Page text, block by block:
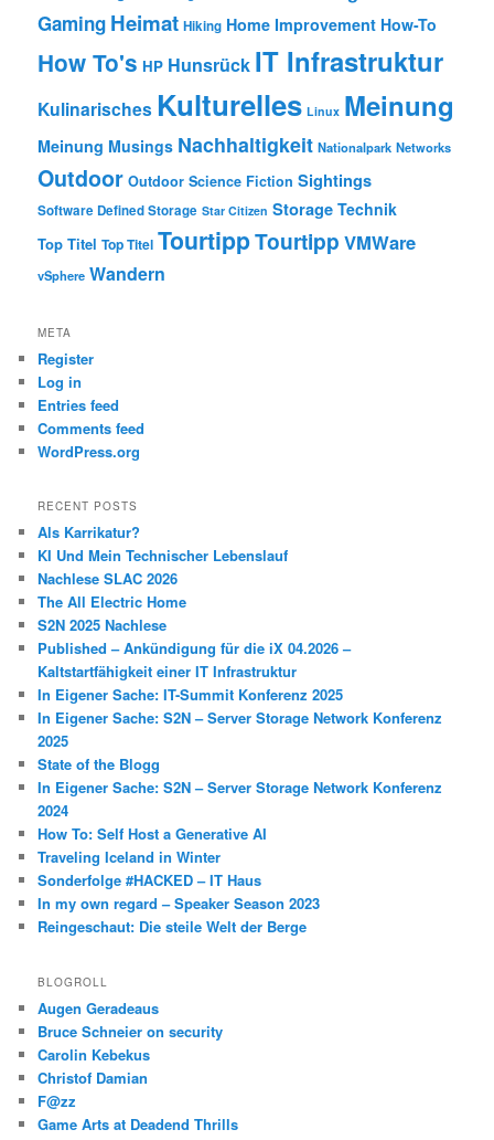
Gaming Heimat Hiking Home Improvement How-To
How To's HP Hunsrück IT Infrastruktur
Kulinarisches Kulturelles Linux Meinung
Meinung Musings Nachhaltigkeit Nationalpark Networks
Outdoor Outdoor Science Fiction Sightings
Software Defined Storage Star Citizen Storage Technik
Top Titel Top Titel TourtippTourtipp VMWare
vSphere Wandern
META
Register
Log in
Entries feed
Comments feed
WordPress.org
RECENT POSTS
Als Karrikatur?
KI Und Mein Technischer Lebenslauf
Nachlese SLAC 2026
The All Electric Home
S2N 2025 Nachlese
Published – Ankündigung für die iX 04.2026 –
Kaltstartfähigkeit einer IT Infrastruktur
In Eigener Sache: IT-Summit Konferenz 2025
In Eigener Sache: S2N – Server Storage Network Konferenz
2025
State of the Blogg
In Eigener Sache: S2N – Server Storage Network Konferenz
2024
How To: Self Host a Generative AI
Traveling Iceland in Winter
Sonderfolge #HACKED – IT Haus
In my own regard – Speaker Season 2023
Reingeschaut: Die steile Welt der Berge
BLOGROLL
Augen Geradeaus
Bruce Schneier on security
Carolin Kebekus
Christof Damian
F@zz
Game Arts at Deadend Thrills